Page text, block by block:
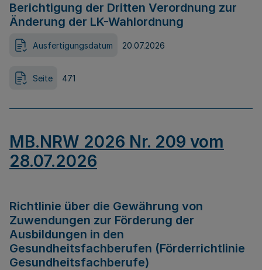
Berichtigung der Dritten Verordnung zur
Änderung der LK-Wahlordnung
Ausfertigungsdatum 20.07.2026
Seite 471
MB.NRW 2026 Nr. 209 vom
28.07.2026
Richtlinie über die Gewährung von
Zuwendungen zur Förderung der
Ausbildungen in den
Gesundheitsfachberufen (Förderrichtlinie
Gesundheitsfachberufe)